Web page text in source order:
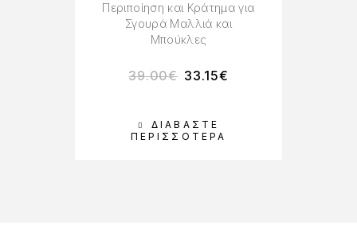
ΔΙΑΒΆΣΤΕ
ΠΕΡΙΣΣΌΤΕΡΑ
Περιποίηση και Κράτημα για
Σγουρά Μαλλιά και
Μπούκλες
39.00€ 33.15€